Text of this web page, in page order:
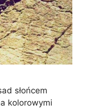
słońcem
kolorowymi